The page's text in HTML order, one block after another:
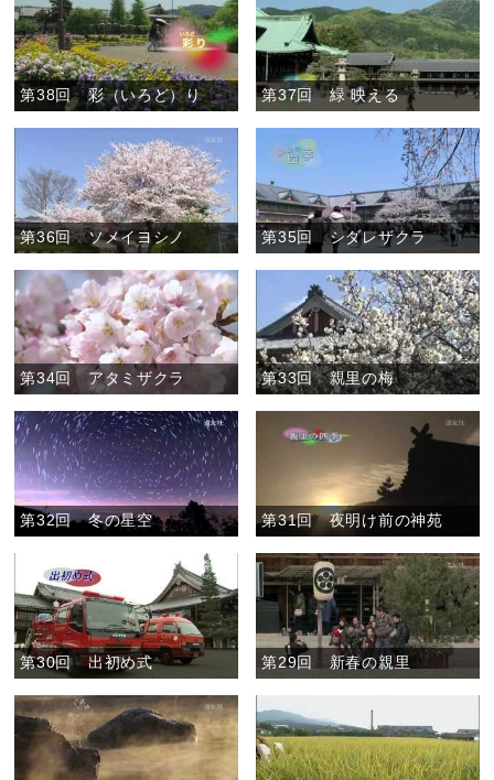
第38回 彩（いろど）り 第37回 緑 映える
第36回 ソメイヨシノ 第35回 シダレザクラ
第34回 アタミザクラ 第33回 親里の梅
第32回 冬の星空 第31回 夜明け前の神苑
第30回 出初め式 第29回 新春の親里